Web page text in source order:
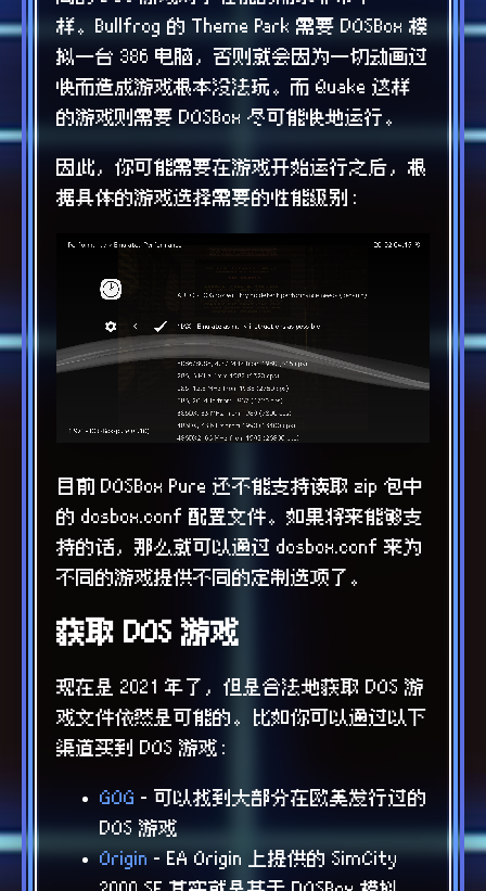
样。Bullfrog 的 Theme Park 需要 DOSBox 模
拟一台 386 电脑，否则就会因为一切动画过
快而造成游戏根本没法玩。而 Quake 这样
的游戏则需要 DOSBox 尽可能快地运行。
因此，你可能需要在游戏开始运行之后，根
据具体的游戏选择需要的性能级别：
目前 DOSBox Pure 还不能支持读取 zip 包中
的 dosbox.conf 配置文件。如果将来能够支
持的话，那么就可以通过 dosbox.conf 来为
不同的游戏提供不同的定制选项了。
获取 DOS 游戏
现在是 2021 年了，但是合法地获取 DOS 游
戏文件依然是可能的。比如你可以通过以下
渠道买到 DOS 游戏：
GOG - 可以找到大部分在欧美发行过的
DOS 游戏
Origin - EA Origin 上提供的 SimCity